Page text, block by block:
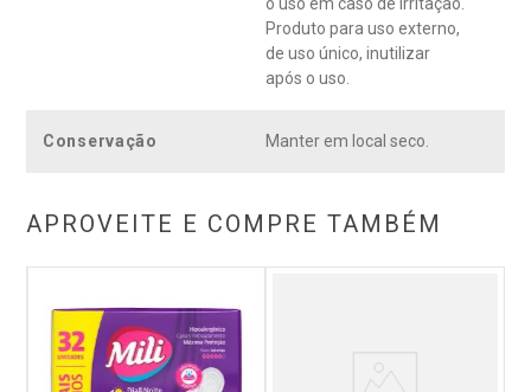
o uso em caso de irritação.
Produto para uso externo,
de uso único, inutilizar
após o uso.
Conservação Manter em local seco.
APROVEITE E COMPRE TAMBÉM